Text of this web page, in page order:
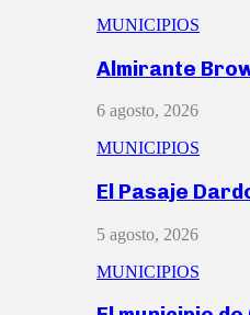
MUNICIPIOS
Almirante
6 agosto, 2026
MUNICIPIOS
El Pasaje
5 agosto, 2026
MUNICIPIOS